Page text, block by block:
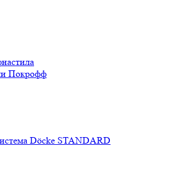
Покрофф
Döcke STANDARD